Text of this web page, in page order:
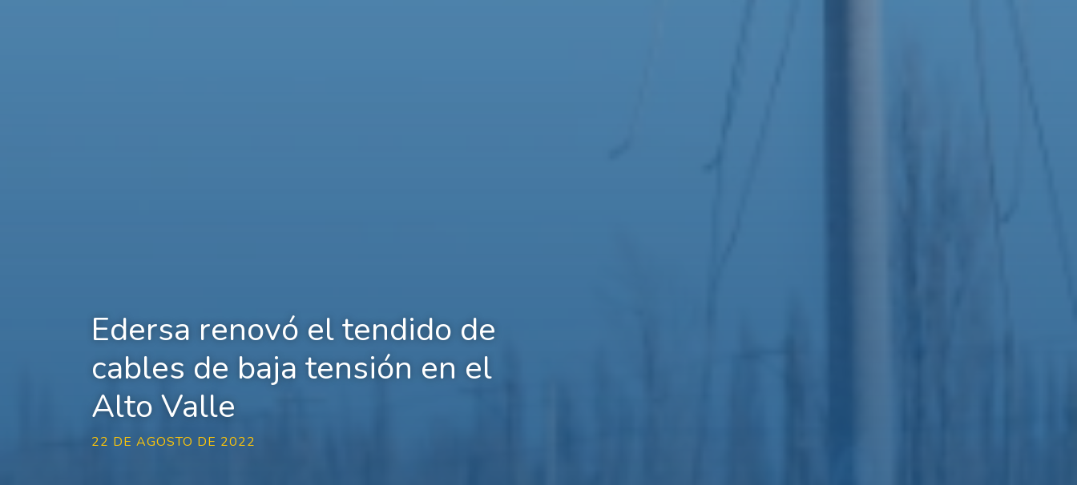
Edersa renovó el tendido de
cables de baja tensión en el
Alto Valle
22 DE AGOSTO DE 2022